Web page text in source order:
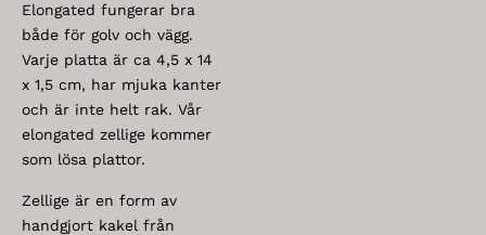
Elongated fungerar bra
både för golv och vägg.
Varje platta är ca 4,5 x 14
x 1,5 cm, har mjuka kanter
och är inte helt rak. Vår
elongated zellige kommer
som lösa plattor.
Zellige är en form av
handgjort kakel från